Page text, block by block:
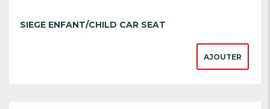
SIEGE ENFANT/CHILD CAR SEAT
AJOUTER